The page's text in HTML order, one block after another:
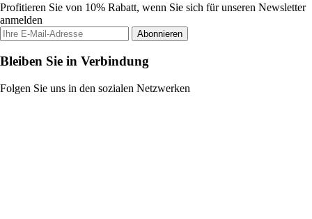
Profitieren Sie von 10% Rabatt, wenn Sie sich für unseren Newsletter
anmelden
Abonnieren
Bleiben Sie in Verbindung
Folgen Sie uns in den sozialen Netzwerken